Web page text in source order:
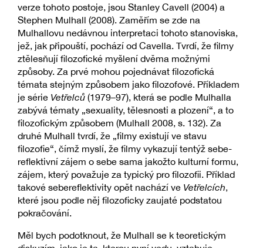
verze tohoto postoje, jsou Stanley Cavell (2004) a
Stephen Mulhall (2008). Zaměřím se zde na
Mulhallovu nedávnou interpretaci tohoto stanoviska,
jež, jak připouští, pochází od Cavella. Tvrdí, že filmy
ztělesňují filozofické myšlení dvěma možnými
způsoby. Za prvé mohou pojednávat filozofická
témata stejným způsobem jako filozofové. Příkladem
je série Vetřelců (1979–97), která se podle Mulhalla
zabývá tématy „sexuality, tělesnosti a plození“, a to
filozofickým způsobem (Mulhall 2008, s. 132). Za
druhé Mulhall tvrdí, že „filmy existují ve stavu
filozofie“, čímž myslí, že filmy vykazují tentýž sebe-
reflektivní zájem o sebe sama jakožto kulturní formu,
zájem, který považuje za typický pro filozofii. Příklad
takové sebereflektivity opět nachází ve Vetřelcích,
které jsou podle něj filozoficky zaujaté podstatou
pokračování.
Měl bych podotknout, že Mulhall se k teoretickým